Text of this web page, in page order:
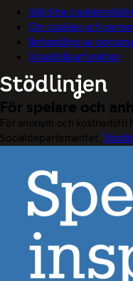
Välj dina
Om cookies och
Behandling av
Visselblåsarfunktion
För spelare och
För anonym och kostnadsfri
Socialdepartementet.